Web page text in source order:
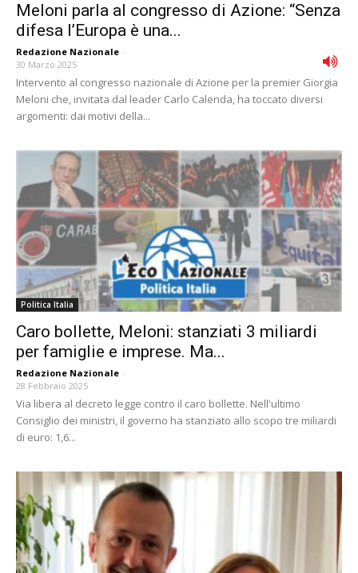
Meloni parla al congresso di Azione: “Senza
difesa l’Europa è una...
Redazione Nazionale -
30 Marzo 2025
Intervento al congresso nazionale di Azione per la premier Giorgia
Meloni che, invitata dal leader Carlo Calenda, ha toccato diversi
argomenti: dai motivi della...
Politica Italia
Caro bollette, Meloni: stanziati 3 miliardi
per famiglie e imprese. Ma...
Redazione Nazionale -
28 Febbraio 2025
Via libera al decreto legge contro il caro bollette. Nell'ultimo
Consiglio dei ministri, il governo ha stanziato allo scopo tre miliardi
di euro: 1,6...